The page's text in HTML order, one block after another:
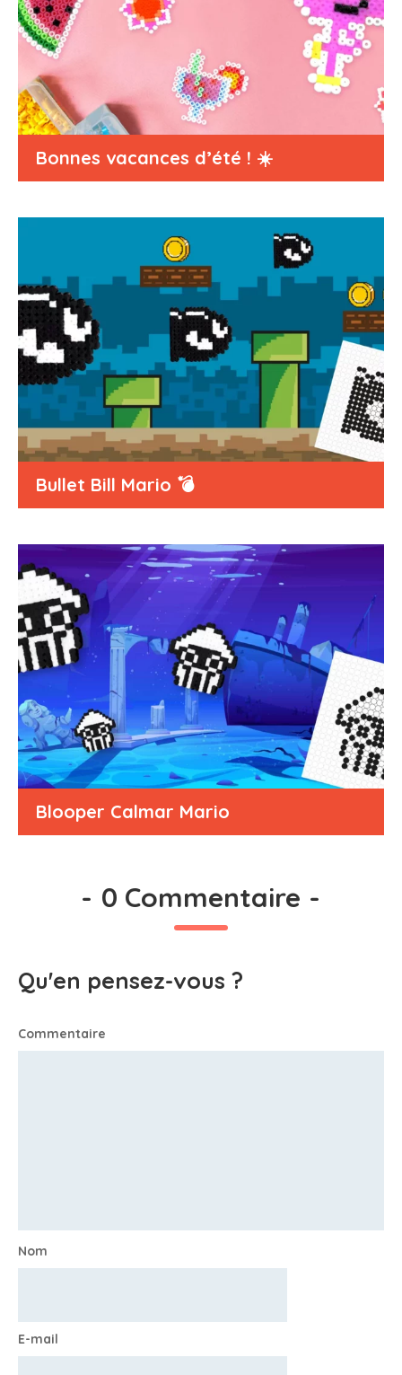
Bonnes vacances d’été ! ☀️
Bullet Bill Mario 💣
Blooper Calmar Mario
- 0 Commentaire -
Qu'en pensez-vous ?
Commentaire
Nom
E-mail